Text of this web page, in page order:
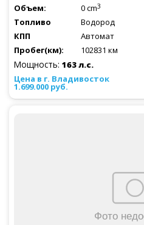
0 cm3
Водород
Автомат
102831 км
Мощность: 163 л.с.
1.699.000 руб.